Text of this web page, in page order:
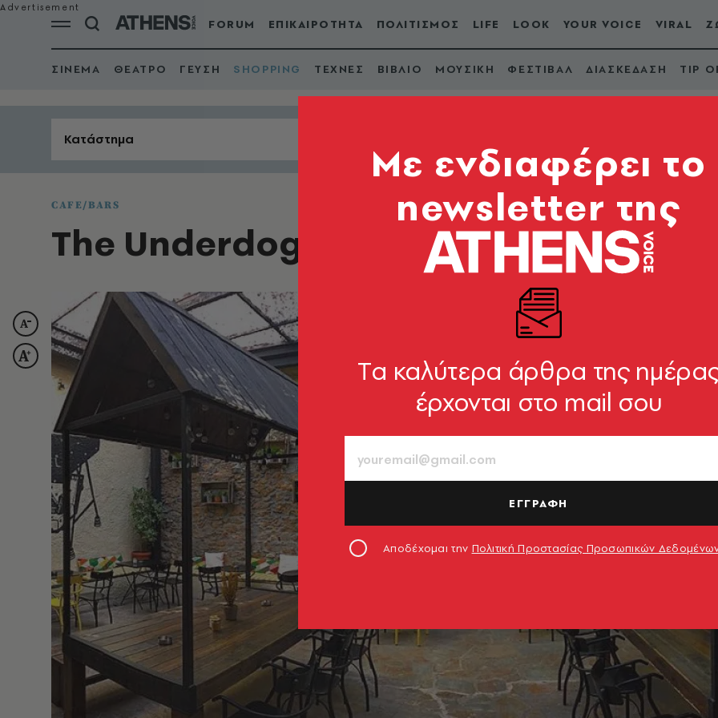
FORUM ΕΠΙΚΑΙΡΟΤΗΤΑ ΠΟΛΙΤΙΣΜΟΣ LIFE LOOK YOUR VOICE VIRAL
ΣΙΝΕΜΑ ΘΕΑΤΡΟ ΓΕΥΣΗ SHOPPING ΤΕΧΝΕΣ ΒΙΒΛΙΟ ΜΟΥΣΙΚΗ ΦΕΣΤΙΒΑΛ ΔΙΑΣΚΕΔΑΣΗ TIP
Κατάστημα
CAFE/BARS
The Underdog
Mε ενδιαφέρει το
newsletter της
Tα καλύτερα άρθρα της
έρχονται στο mail σου
ΕΓΓΡΑΦΗ
Αποδέχομαι την Πολιτική Προστασίας Προσωπικών